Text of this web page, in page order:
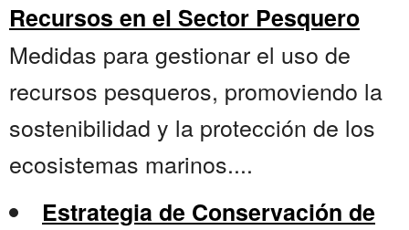
Recursos en el Sector Pesquero
Medidas para gestionar el uso de
recursos pesqueros, promoviendo la
sostenibilidad y la protección de los
ecosistemas marinos....
Estrategia de Conservación de